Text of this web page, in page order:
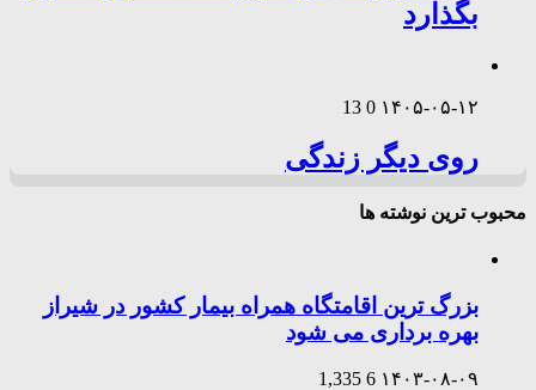
بگذارد
۱۴۰۵-۰۵-۱۲ 0
13
روی دیگر زندگی
محبوب ترین نوشته ها
بزرگ ترین اقامتگاه همراه بیمار کشور در شیراز
بهره برداری می شود
۱۴۰۳-۰۸-۰۹ 6
1,335